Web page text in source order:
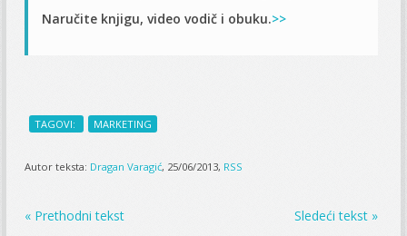
Naručite knjigu, video vodič i obuku.>>
TAGOVI: MARKETING
Autor teksta: Dragan Varagić, 25/06/2013, RSS
« Prethodni tekst Sledeći tekst »